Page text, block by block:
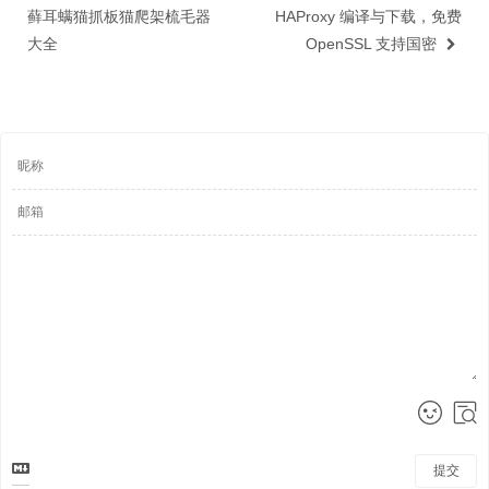
藓耳螨猫抓板猫爬架梳毛器
大全
HAProxy 编译与下载，免费
OpenSSL 支持国密
提交